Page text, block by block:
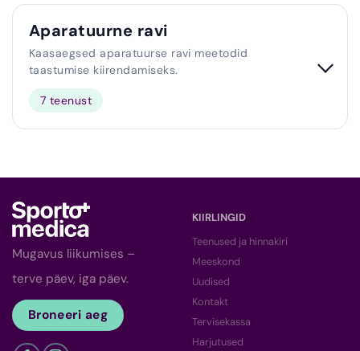
Aparatuurne ravi
Kaasaegsed aparatuurse ravi meetodid
taastumise kiirendamiseks.
7 teenust
Mugavus liikumises –
terve päev, iga päev.
Broneeri aeg
KIIRLINGID
Teenused ja hinnakiri
Meeskond
Uudised
Kontakt
Tervisekassa
Harjutused